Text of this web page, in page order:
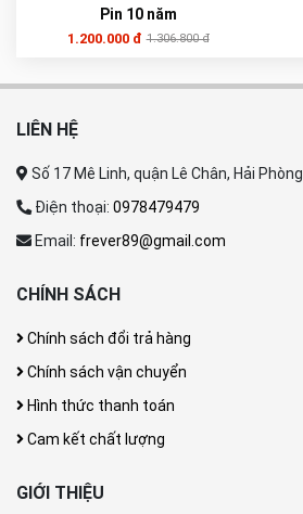
Pin 10 năm
1.200.000 đ 1.306.800 đ
LIÊN HỆ
Số 17 Mê Linh, quận Lê Chân, Hải Phòng
Điện thoại: 0978479479
Email: frever89@gmail.com
CHÍNH SÁCH
Chính sách đổi trả hàng
Chính sách vận chuyển
Hình thức thanh toán
Cam kết chất lượng
GIỚI THIỆU